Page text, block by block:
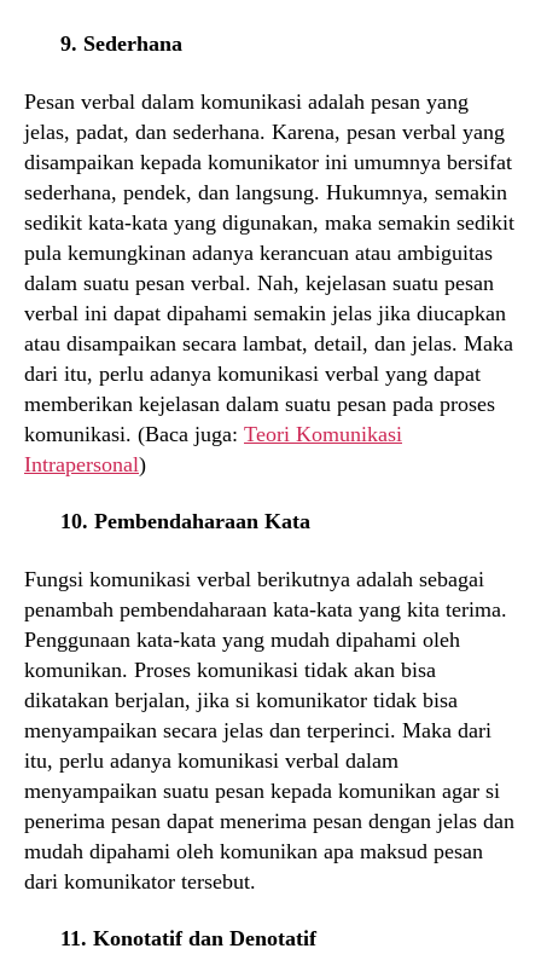
9. Sederhana
Pesan verbal dalam komunikasi adalah pesan yang
jelas, padat, dan sederhana. Karena, pesan verbal yang
disampaikan kepada komunikator ini umumnya bersifat
sederhana, pendek, dan langsung. Hukumnya, semakin
sedikit kata-kata yang digunakan, maka semakin sedikit
pula kemungkinan adanya kerancuan atau ambiguitas
dalam suatu pesan verbal. Nah, kejelasan suatu pesan
verbal ini dapat dipahami semakin jelas jika diucapkan
atau disampaikan secara lambat, detail, dan jelas. Maka
dari itu, perlu adanya komunikasi verbal yang dapat
memberikan kejelasan dalam suatu pesan pada proses
komunikasi. (Baca juga: Teori Komunikasi
Intrapersonal)
10. Pembendaharaan Kata
Fungsi komunikasi verbal berikutnya adalah sebagai
penambah pembendaharaan kata-kata yang kita terima.
Penggunaan kata-kata yang mudah dipahami oleh
komunikan. Proses komunikasi tidak akan bisa
dikatakan berjalan, jika si komunikator tidak bisa
menyampaikan secara jelas dan terperinci. Maka dari
itu, perlu adanya komunikasi verbal dalam
menyampaikan suatu pesan kepada komunikan agar si
penerima pesan dapat menerima pesan dengan jelas dan
mudah dipahami oleh komunikan apa maksud pesan
dari komunikator tersebut.
11. Konotatif dan Denotatif